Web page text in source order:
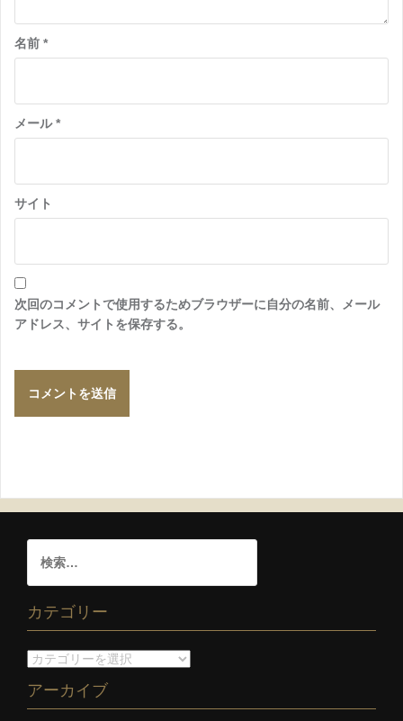
名前 *
メール*
サイト
次回のコメントで使用するためブラウザーに自分の名前、メール
アドレス、サイトを保存する。
カテゴリー
アーカイブ